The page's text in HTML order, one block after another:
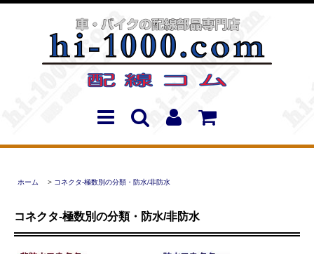
ホーム > コネクタ-極数別の分類・防水/非防水
コネクタ-極数別の分類・防水/非防水